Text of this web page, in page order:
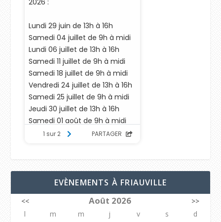
EVÈNEMENTS À FRIAUVILLE
<< Août 2026
>>
l
m m j v s
d